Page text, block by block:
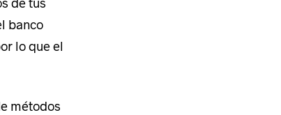
de tus
banco
lo que el
métodos
Privacidad